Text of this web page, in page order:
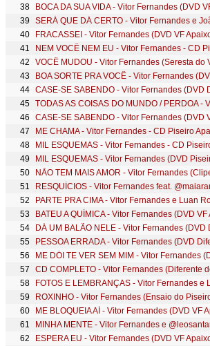
FRACASSEI - Vitor Fernandes (DVD VF
VOCÊ MUDOU - Vitor Fernandes (Seresta do
CD COMPLETO - Vitor Fernandes (Diferente
ROXINHO - Vitor Fernandes (Ensaio do
ESPERA EU - Vitor Fernandes (DVD VF